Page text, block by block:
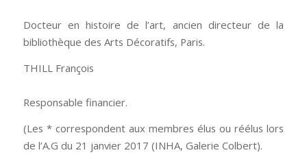
Docteur en histoire de l’art, ancien directeur de la
bibliothèque des Arts Décoratifs, Paris.
THILL François
Responsable financier.
(Les * correspondent aux membres élus ou réélus lors
de l’A.G du 21 janvier 2017 (INHA, Galerie Colbert).